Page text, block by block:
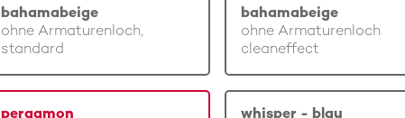
bahamabeige
ohne Armaturenloch,
standard
bahamabeige
ohne Armaturenloch
cleaneffect
pergamon
whisper - blau